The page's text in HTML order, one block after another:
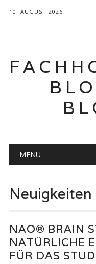
10. AUGUST 2026
Hauptmenü
MENU
Neuigkeiten
NAO® BRAIN
NATÜRLICHE
FÜR DAS